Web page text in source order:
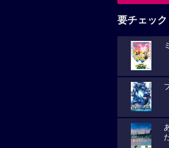
要チェッ